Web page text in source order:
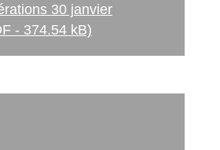
30 janvier
- 374.54 kB)